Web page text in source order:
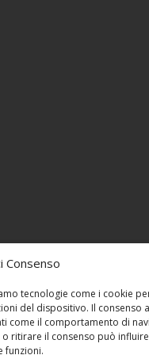
Consenso
tecnologie come i cookie
del dispositivo. Il consenso
come il comportamento di
ritirare il consenso può influire
funzioni.